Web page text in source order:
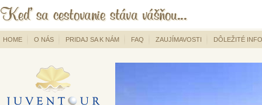
HOME O NÁS PRIDAJ SA K NÁM FAQ ZAUJÍMAVOSTI DÔLEŽITÉ